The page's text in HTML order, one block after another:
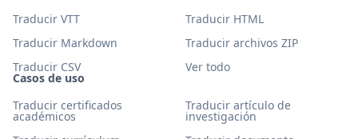
Casos de uso
Traducir certificados
académicos
Traducir artículo de
investigación
Traducir VTT
Traducir HTML
Traducir Markdown
Traducir archivos ZIP
Traducir CSV
Ver todo